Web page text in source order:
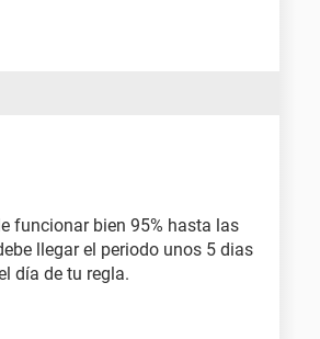
funcionar bien 95% hasta las
llegar el periodo unos 5 dias
día de tu regla.